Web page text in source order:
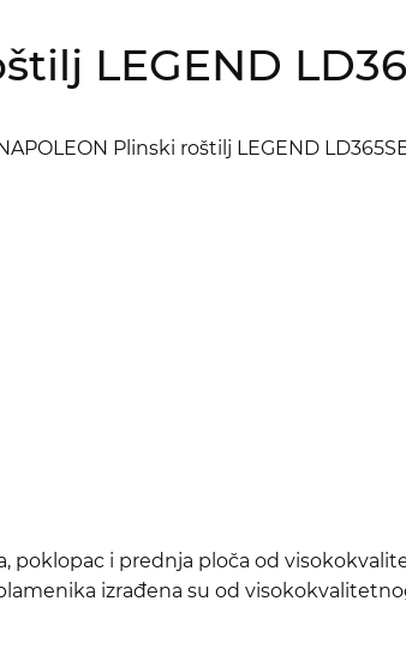
LEGEND
Plinski roštilj LEGEND
poklopac i prednja ploča od
izrađena su od